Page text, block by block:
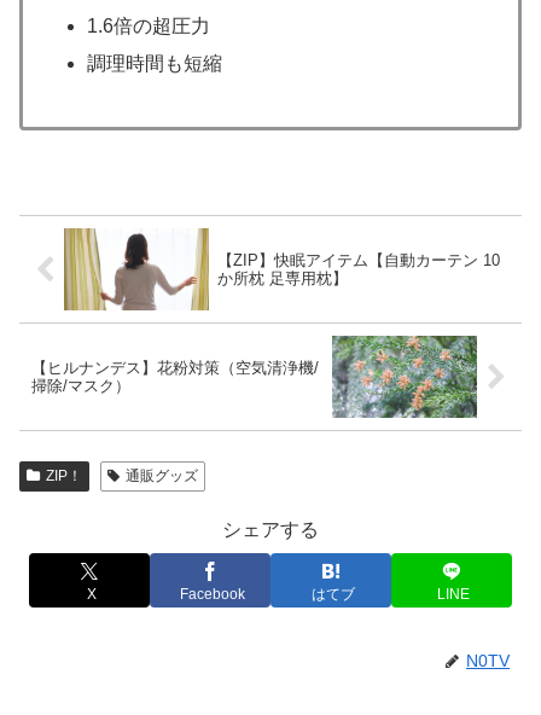
1.6倍の超圧力
調理時間も短縮
【ZIP】快眠アイテム【自動カーテン 10
か所枕 足専用枕】
【ヒルナンデス】花粉対策（空気清浄機/
掃除/マスク）
ZIP！ 通販グッズ
シェアする
X Facebook はてブ LINE
N0TV